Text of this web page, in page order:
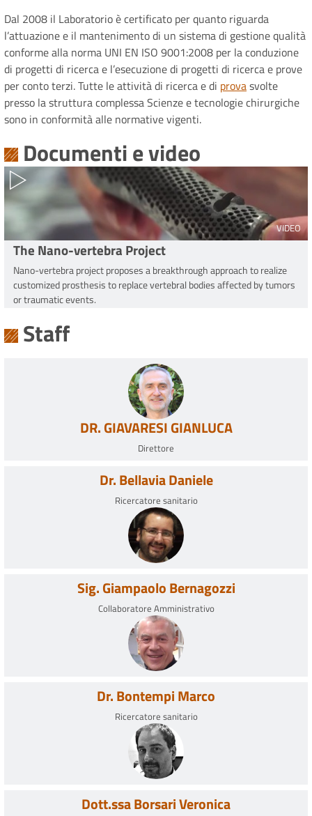
Dal 2008 il Laboratorio è certificato per quanto riguarda
l’attuazione e il mantenimento di un sistema di gestione qualità
conforme alla norma UNI EN ISO 9001:2008 per la conduzione
di progetti di ricerca e l’esecuzione di progetti di ricerca e prove
per conto terzi. Tutte le attività di ricerca e di provasvolte
presso la struttura complessa Scienze e tecnologie chirurgiche
sono in conformità alle normative vigenti.
Documenti e video
VIDEO
The Nano-vertebra Project
Nano-vertebra project proposes a breakthrough approach to realize
customized prosthesis to replace vertebral bodies affected by tumors
or traumatic events.
Staff
DR. GIAVARESI GIANLUCA
Direttore
Dr. Bellavia Daniele
Ricercatore sanitario
Sig. Giampaolo Bernagozzi
Collaboratore Amministrativo
Dr. Bontempi Marco
Ricercatore sanitario
Dott.ssa Borsari Veronica